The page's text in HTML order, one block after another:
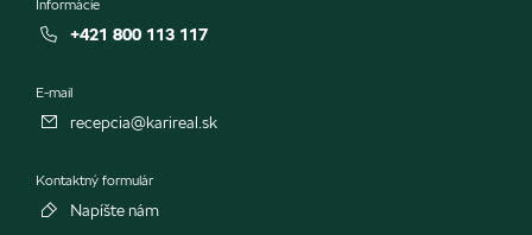
Informácie
+421 800 113 117
E-mail
recepcia@karireal.sk
Kontaktný formulár
Napíšte nám